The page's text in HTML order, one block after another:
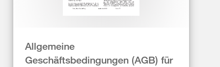
Allgemeine
Geschäftsbedingungen (AGB) für